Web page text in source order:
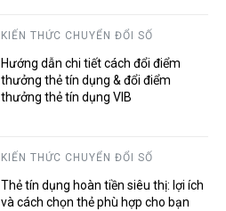
KIẾN THỨC CHUYỂN ĐỔI SỐ
Hướng dẫn chi tiết cách đổi điểm
thưởng thẻ tín dụng & đổi điểm
thưởng thẻ tín dụng VIB
KIẾN THỨC CHUYỂN ĐỔI SỐ
Thẻ tín dụng hoàn tiền siêu thị: lợi ích
và cách chọn thẻ phù hợp cho bạn